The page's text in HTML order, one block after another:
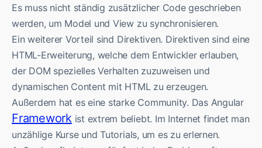
Es muss nicht ständig zusätzlicher Code geschrieben
werden, um Model und View zu synchronisieren.
Ein weiterer Vorteil sind Direktiven. Direktiven sind eine
HTML-Erweiterung, welche dem Entwickler erlauben,
der DOM spezielles Verhalten zuzuweisen und
dynamischen Content mit HTML zu erzeugen.
Außerdem hat es eine starke Community. Das Angular
Frameworkist extrem beliebt. Im Internet findet man
unzählige Kurse und Tutorials, um es zu erlernen.